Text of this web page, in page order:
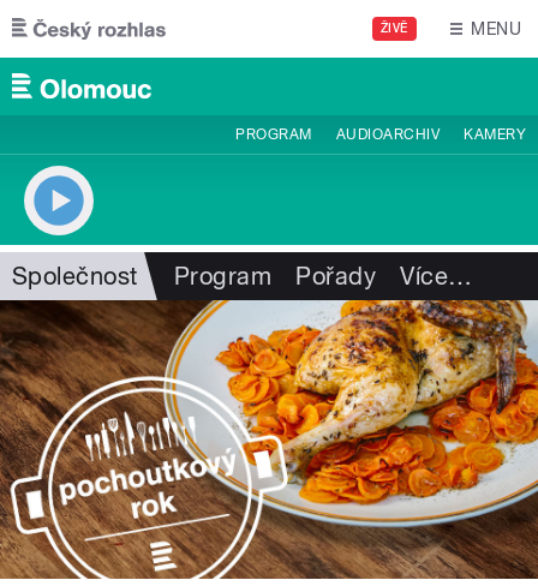
Přejít k hlavnímu obsahu
ŽIVĚ MENU
PROGRAM AUDIOARCHIV KAMERY
Společnost Program Pořady Více…